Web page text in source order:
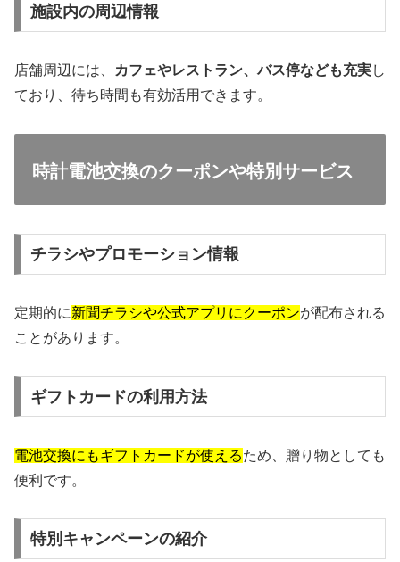
施設内の周辺情報
店舗周辺には、 カフェやレストラン、バス停なども充実し
ており、待ち時間も有効活用できます。
時計電池交換のクーポンや特別サービス
チラシやプロモーション情報
定期的に新聞チラシや公式アプリにクーポンが配布される
ことがあります。
ギフトカードの利用方法
電池交換にもギフトカードが使えるため、贈り物としても
便利です。
特別キャンペーンの紹介